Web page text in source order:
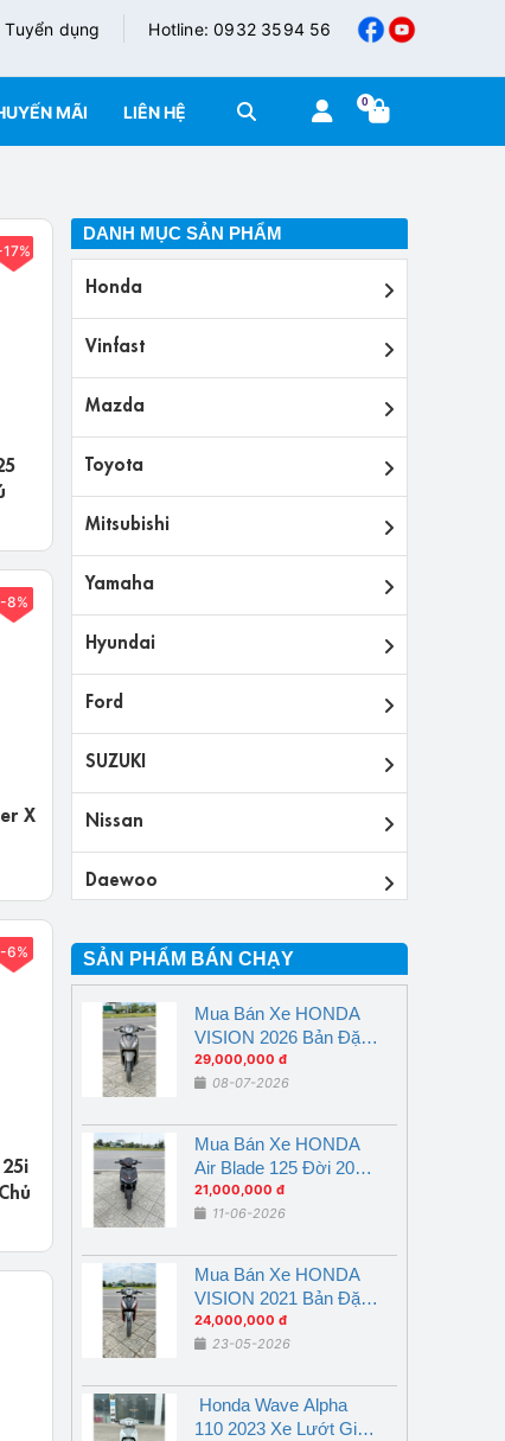
Tuyển dụng Hotline: 0932 3594 56
MÃI LIÊN HỆ 0
-8%
X
-6%
DANH MỤC SẢN PHẨM
Honda
Vinfast
Mazda
Toyota
Mitsubishi
Yamaha
Hyundai
Ford
SUZUKI
Nissan
Daewoo
SẢN PHẨM BÁN CHẠY
Mua Bán Xe HONDA
VISION 2026 Bản Đặc
Biệt Nâu Đen Nghệ An
29,000,000 đ
08-07-2026
Mua Bán Xe HONDA
Air Blade 125 Đời 2018
Nghệ An Giá Rẻ
21,000,000 đ
11-06-2026
Mua Bán Xe HONDA
VISION 2021 Bản Đặc
Biệt Đỏ Đen Nghệ An
24,000,000 đ
23-05-2026
Honda Wave Alpha
110 2023 Xe Lướt Giá